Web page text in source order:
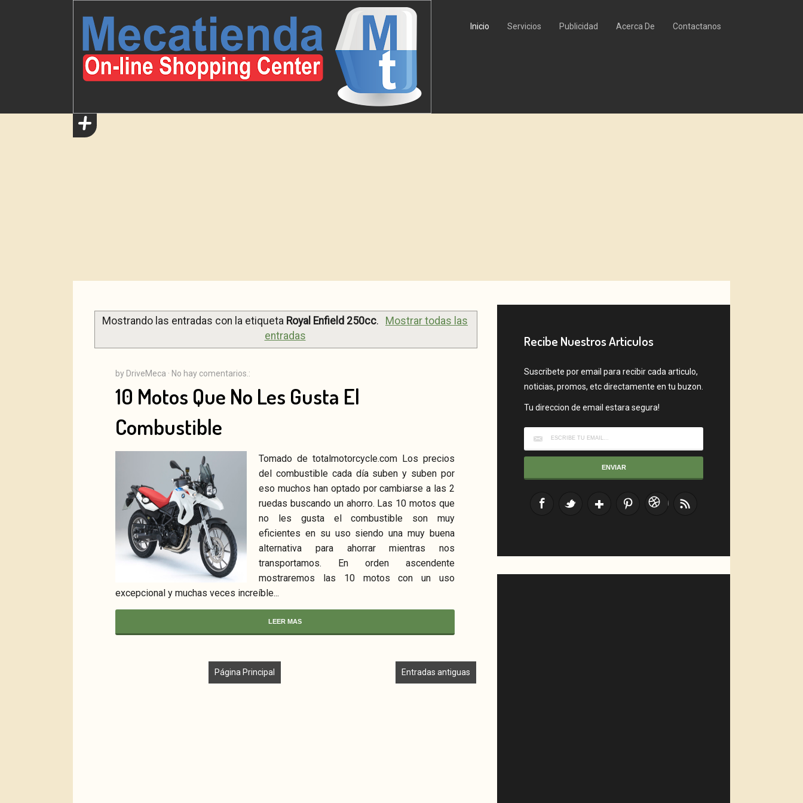
Inicio Servicios Publicidad Acerca De Contactanos
Mostrando las entradas con la etiqueta Royal Enfield 250cc.
Mostrar todas las
entradas
by DriveMeca · No hay comentarios.:
10 Motos Que No Les Gusta El
Combustible
Tomado de totalmotorcycle.com Los precios
del combustible cada día suben y suben por
eso muchos han optado por cambiarse a las 2
ruedas buscando un ahorro. Las 10 motos que
no les gusta el combustible son muy
eficientes en su uso siendo una muy buena
alternativa para ahorrar mientras nos
transportamos. En orden ascendente
mostraremos las 10 motos con un uso
excepcional y muchas veces increíble...
LEER MAS
Entradas antiguas
Página Principal
Recibe Nuestros Articulos
Suscribete por email para recibir cada articulo,
noticias, promos, etc directamente en tu buzon.
Tu direccion de email estara segura!
FacebookTwitterGoogle+PinterestInstagram RSS